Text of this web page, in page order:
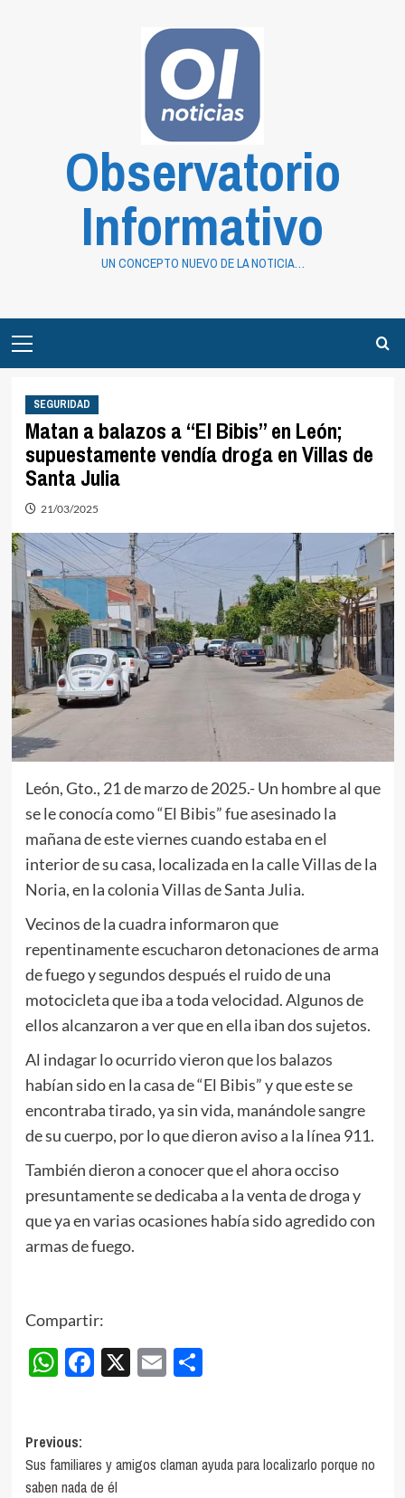
Observatorio
Informativo
UN CONCEPTO NUEVO DE LA NOTICIA…
Menu
SEGURIDAD
Matan a balazos a “El Bibis” en León;
supuestamente vendía droga en Villas de
Santa Julia
21/03/2025
León, Gto., 21 de marzo de 2025.- Un hombre al que
se le conocía como “El Bibis” fue asesinado la
mañana de este viernes cuando estaba en el
interior de su casa, localizada en la calle Villas de la
Noria, en la colonia Villas de Santa Julia.
Vecinos de la cuadra informaron que
repentinamente escucharon detonaciones de arma
de fuego y segundos después el ruido de una
motocicleta que iba a toda velocidad. Algunos de
ellos alcanzaron a ver que en ella iban dos sujetos.
Al indagar lo ocurrido vieron que los balazos
habían sido en la casa de “El Bibis” y que este se
encontraba tirado, ya sin vida, manándole sangre
de su cuerpo, por lo que dieron aviso a la línea 911.
También dieron a conocer que el ahora occiso
presuntamente se dedicaba a la venta de droga y
que ya en varias ocasiones había sido agredido con
armas de fuego.
Compartir:
WhatsApp
Facebook
X EmailCompartir
Post
navigation
Previous:
Sus familiares y amigos claman ayuda para localizarlo porque no
saben nada de él